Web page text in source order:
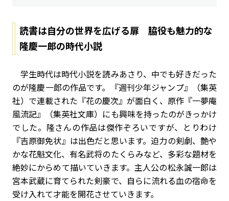
読書は自分の世界を広げる扉 脇役も魅力的な
隆慶一郎の時代小説
学生時代は時代小説を読みあさり、中でも好きだった
のが隆慶一郎の作品です。『週刊少年ジャンプ』（集英
社）で連載された『花の慶次』が面白く、原作『一夢庵
風流記』（集英社文庫）にも興味を持ったのがきっかけ
でした。隆さんの作品は傑作ぞろいですが、とりわけ
『吉原御免状』は出色だと思います。迫力の剣劇、艶や
かな花魁文化、有名武将のたくらみなど、多彩な題材を
絶妙にからめて描いていきます。主人公の松永誠一郎は
宮本武蔵に育てられた剣豪で、自らに流れる血の宿命を
受け入れて才能を開花させていきます。